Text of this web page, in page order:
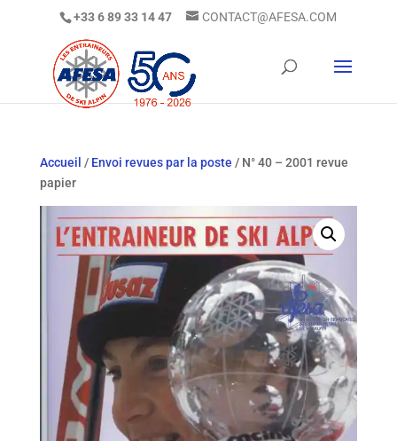
+33 6 89 33 14 47 CONTACT@AFESA.COM
Accueil / Envoi revues par la poste / N° 40 – 2001 revue
papier